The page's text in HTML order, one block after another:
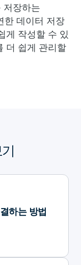
저장하는
한 데이터 저장
게 작성할 수 있
더 쉽게 관리할
하는 방법